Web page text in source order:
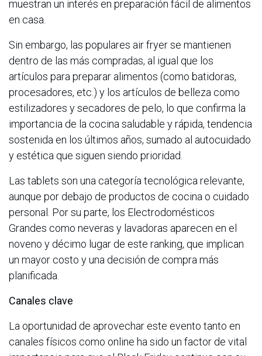
muestran un interés en preparación fácil de alimentos
en casa.
Sin embargo, las populares air fryer se mantienen
dentro de las más compradas, al igual que los
artículos para preparar alimentos (como batidoras,
procesadores, etc.) y los artículos de belleza como
estilizadores y secadores de pelo, lo que confirma la
importancia de la cocina saludable y rápida, tendencia
sostenida en los últimos años, sumado al autocuidado
y estética que siguen siendo prioridad.
Las tablets son una categoría tecnológica relevante,
aunque por debajo de productos de cocina o cuidado
personal. Por su parte, los Electrodomésticos
Grandes como neveras y lavadoras aparecen en el
noveno y décimo lugar de este ranking, que implican
un mayor costo y una decisión de compra más
planificada.
Canales clave
La oportunidad de aprovechar este evento tanto en
canales físicos como online ha sido un factor de vital